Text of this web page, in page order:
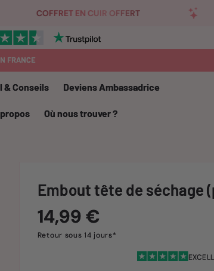
OFFERT LIVRAISON
SANS FRAIS
& Conseils Deviens Ambassadrice
Où nous trouver ?
Embout tête de séchage
Prix
habituel
14,99 €
Retour sous 14 jours*